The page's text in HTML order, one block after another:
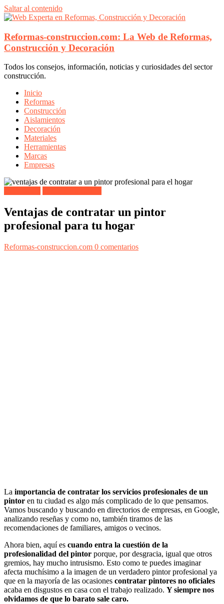
Saltar al contenido
Reformas-construccion.com: La Web de Reformas,
Construcción y Decoración
Todos los consejos, información, noticias y curiosidades del sector
construcción.
Inicio
Reformas
Construcción
Aislamientos
Decoración
Materiales
Herramientas
Marcas
Empresas
Ventajas de contratar un pintor
profesional para tu hogar
Reformas-construccion.com 0 comentarios
La importancia de contratar los servicios profesionales de un
pintor en tu ciudad es algo más complicado de lo que pensamos.
Vamos buscando y buscando en directorios de empresas, en Google,
analizando reseñas y como no, también tiramos de las
recomendaciones de familiares, amigos o vecinos.
Ahora bien, aquí es cuando entra la cuestión de la
profesionalidad del pintor porque, por desgracia, igual que otros
gremios, hay mucho intrusismo. Esto como te puedes imaginar
afecta muchísimo a la imagen de un verdadero pintor profesional ya
que en la mayoría de las ocasiones contratar pintores no oficiales
acaba en disgustos en casa con el trabajo realizado. Y siempre nos
olvidamos de que lo barato sale caro.